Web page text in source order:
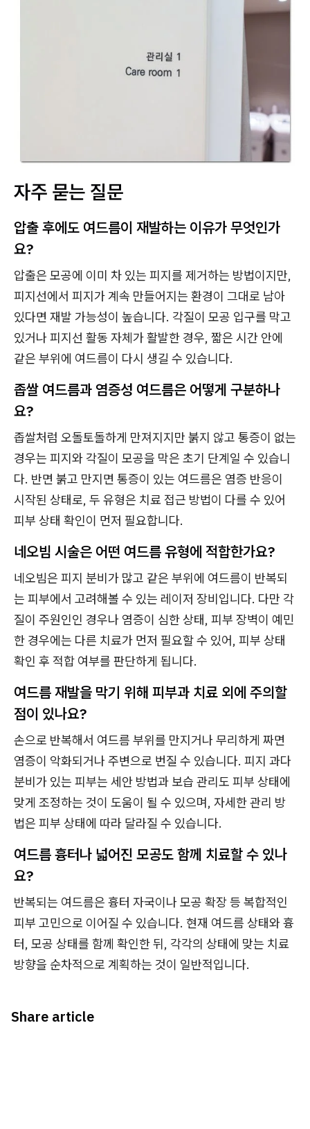
자주 묻는 질문
압출 후에도 여드름이 재발하는 이유가 무엇인가
요?
압출은 모공에 이미 차 있는 피지를 제거하는 방법이지만,
피지선에서 피지가 계속 만들어지는 환경이 그대로 남아
있다면 재발 가능성이 높습니다. 각질이 모공 입구를 막고
있거나 피지선 활동 자체가 활발한 경우, 짧은 시간 안에
같은 부위에 여드름이 다시 생길 수 있습니다.
좁쌀 여드름과 염증성 여드름은 어떻게 구분하나
요?
좁쌀처럼 오돌토돌하게 만져지지만 붉지 않고 통증이 없는
경우는 피지와 각질이 모공을 막은 초기 단계일 수 있습니
다. 반면 붉고 만지면 통증이 있는 여드름은 염증 반응이
시작된 상태로, 두 유형은 치료 접근 방법이 다를 수 있어
피부 상태 확인이 먼저 필요합니다.
네오빔 시술은 어떤 여드름 유형에 적합한가요?
네오빔은 피지 분비가 많고 같은 부위에 여드름이 반복되
는 피부에서 고려해볼 수 있는 레이저 장비입니다. 다만 각
질이 주원인인 경우나 염증이 심한 상태, 피부 장벽이 예민
한 경우에는 다른 치료가 먼저 필요할 수 있어, 피부 상태
확인 후 적합 여부를 판단하게 됩니다.
여드름 재발을 막기 위해 피부과 치료 외에 주의할
점이 있나요?
손으로 반복해서 여드름 부위를 만지거나 무리하게 짜면
염증이 악화되거나 주변으로 번질 수 있습니다. 피지 과다
분비가 있는 피부는 세안 방법과 보습 관리도 피부 상태에
맞게 조정하는 것이 도움이 될 수 있으며, 자세한 관리 방
법은 피부 상태에 따라 달라질 수 있습니다.
여드름 흉터나 넓어진 모공도 함께 치료할 수 있나
요?
반복되는 여드름은 흉터 자국이나 모공 확장 등 복합적인
피부 고민으로 이어질 수 있습니다. 현재 여드름 상태와 흉
터, 모공 상태를 함께 확인한 뒤, 각각의 상태에 맞는 치료
방향을 순차적으로 계획하는 것이 일반적입니다.
Share article